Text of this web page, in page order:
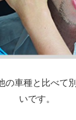
の車種と比べて
いです。